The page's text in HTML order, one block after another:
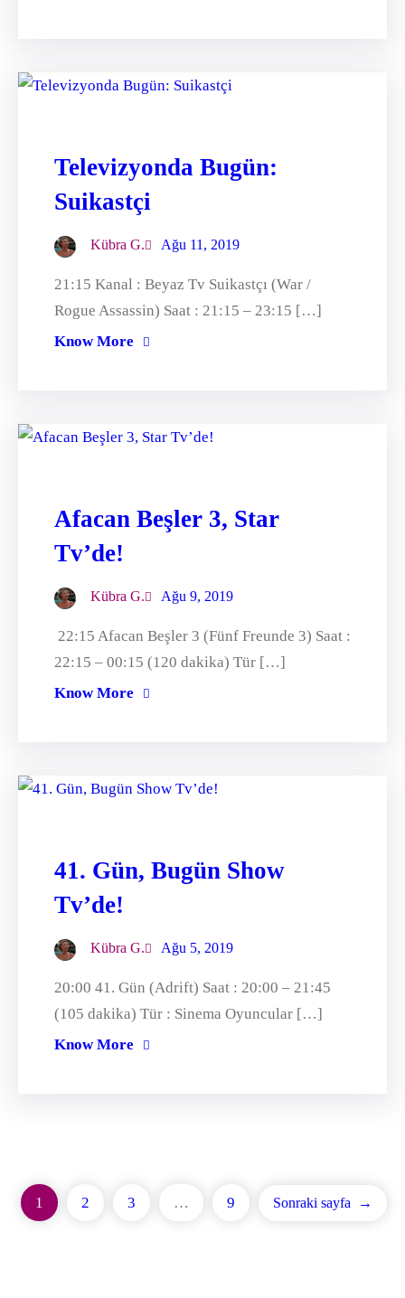
Televizyonda Bugün:
Suikastçi
Kübra G. Ağu 11, 2019
21:15 Kanal : Beyaz Tv Suikastçı (War /
Rogue Assassin) Saat : 21:15 – 23:15 […]
Know More
Afacan Beşler 3, Star
Tv’de!
Kübra G. Ağu 9, 2019
22:15 Afacan Beşler 3 (Fünf Freunde 3) Saat :
22:15 – 00:15 (120 dakika) Tür […]
Know More
41. Gün, Bugün Show
Tv’de!
Kübra G. Ağu 5, 2019
20:00 41. Gün (Adrift) Saat : 20:00 – 21:45
(105 dakika) Tür : Sinema Oyuncular […]
Know More
1 2 3 … 9 Sonraki sayfa →